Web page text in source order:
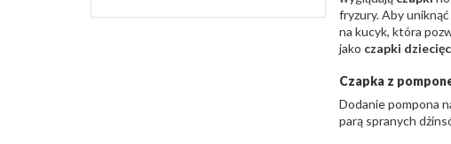
fryzury. Aby
na kucyk, która
jako czapki
Czapka z
Dodanie pompona
parą spranych